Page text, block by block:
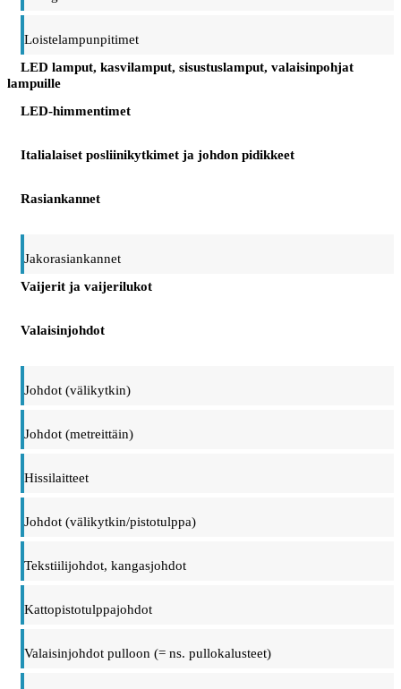
Loistelampunpitimet
LED lamput, kasvilamput, sisustuslamput, valaisinpohjat
lampuille
LED-himmentimet
Italialaiset posliinikytkimet ja johdon pidikkeet
Rasiankannet
Jakorasiankannet
Vaijerit ja vaijerilukot
Valaisinjohdot
Johdot (välikytkin)
Johdot (metreittäin)
Hissilaitteet
Johdot (välikytkin/pistotulppa)
Tekstiilijohdot, kangasjohdot
Kattopistotulppajohdot
Valaisinjohdot pulloon (= ns. pullokalusteet)